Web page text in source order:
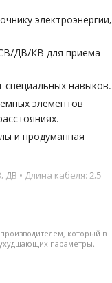
электроэнергии,
ДВ/КВ для приема
навыков.
элементов
и продуманная
• Длина кабеля: 2,5
который в
параметры.